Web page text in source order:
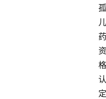
孤
儿
药
资
格
认
定